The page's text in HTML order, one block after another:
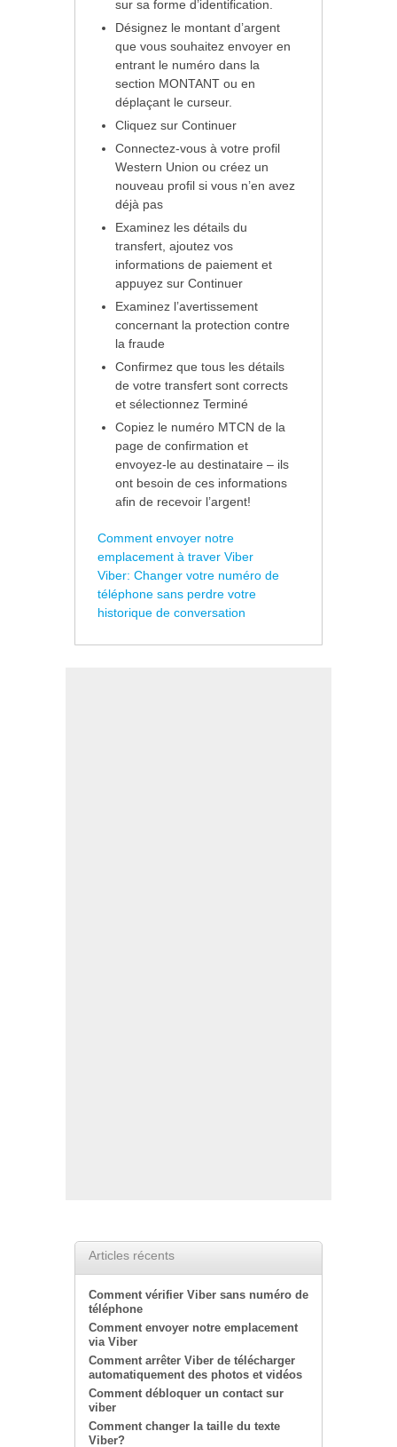
sur sa forme d’identification.
Désignez le montant d’argent
que vous souhaitez envoyer en
entrant le numéro dans la
section MONTANT ou en
déplaçant le curseur.
Cliquez sur Continuer
Connectez-vous à votre profil
Western Union ou créez un
nouveau profil si vous n’en avez
déjà pas
Examinez les détails du
transfert, ajoutez vos
informations de paiement et
appuyez sur Continuer
Examinez l’avertissement
concernant la protection contre
la fraude
Confirmez que tous les détails
de votre transfert sont corrects
et sélectionnez Terminé
Copiez le numéro MTCN de la
page de confirmation et
envoyez-le au destinataire – ils
ont besoin de ces informations
afin de recevoir l’argent!
Comment envoyer notre
emplacement à traver Viber
Viber: Changer votre numéro de
téléphone sans perdre votre
historique de conversation
Articles récents
Comment vérifier Viber sans numéro de
téléphone
Comment envoyer notre emplacement
via Viber
Comment arrêter Viber de télécharger
automatiquement des photos et vidéos
Comment débloquer un contact sur
viber
Comment changer la taille du texte
Viber?